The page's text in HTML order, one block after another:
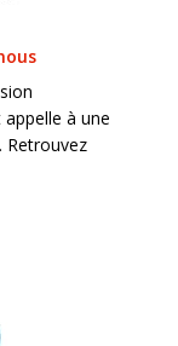
à une
Retrouvez